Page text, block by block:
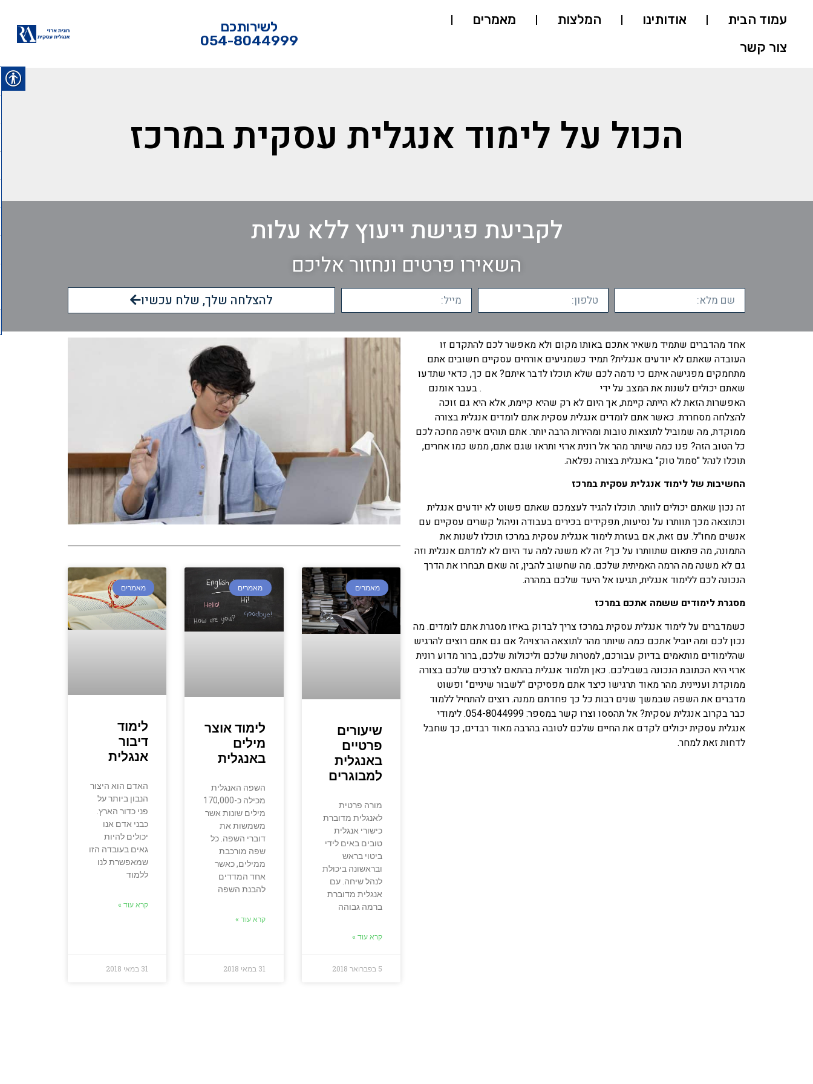
עמוד הבית אודותינו המלצות
מאמרים
צור קשר
לשירותכם
054-8044999
הכול על לימוד אנגלית עסקית במרכז
לקביעת פגישת ייעוץ ללא עלות
השאירו פרטים ונחזור אליכם
להצלחה שלך, שלח עכשיו
אחד מהדברים שתמיד משאיר אתכם באותו מקום ולא מאפשר לכם להתקדם זו
העובדה שאתם לא יודעים אנגלית? תמיד כשמגיעים אורחים עסקיים חשובים אתם
מתחמקים מפגישה איתם כי נדמה לכם שלא תוכלו לדבר איתם? אם כך, כדאי שתדעו
שאתם יכולים לשנות את המצב על ידי
. בעבר אומנם
האפשרות הזאת לא הייתה קיימת, אך היום לא רק שהיא קיימת, אלא היא גם זוכה
להצלחה מסחררת. כאשר אתם לומדים אנגלית עסקית אתם לומדים אנגלית בצורה
ממוקדת, מה שמוביל לתוצאות טובות ומהירות הרבה יותר. אתם תוהים איפה מחכה לכם
כל הטוב הזה? פנו כמה שיותר מהר אל רונית ארזי ותראו שגם אתם, ממש כמו אחרים,
תוכלו לנהל "סמול טוק" באנגלית בצורה נפלאה.
החשיבות של לימוד אנגלית עסקית במרכז
זה נכון שאתם יכולים לוותר. תוכלו להגיד לעצמכם שאתם פשוט לא יודעים אנגלית
וכתוצאה מכך תוותרו על נסיעות, תפקידים בכירים בעבודה וניהול קשרים עסקיים עם
אנשים מחו"ל. עם זאת, אם בעזרת לימוד אנגלית עסקית במרכז תוכלו לשנות את
התמונה, מה פתאום שתוותרו על כך? זה לא משנה למה עד היום לא למדתם אנגלית וזה
גם לא משנה מה הרמה האמיתית שלכם. מה שחשוב להבין, זה שאם תבחרו את הדרך
הנכונה לכם ללימוד אנגלית, תגיעו אל היעד שלכם במהרה.
מסגרת לימודים ששמה אתכם במרכז
כשמדברים על לימוד אנגלית עסקית במרכז צריך לבדוק באיזו מסגרת אתם לומדים. מה
נכון לכם ומה יוביל אתכם כמה שיותר מהר לתוצאה הרצויה? אם גם אתם רוצים להרגיש
שהלימודים מותאמים בדיוק עבורכם, למטרות שלכם וליכולות שלכם, ברור מדוע רונית
ארזי היא הכתובת הנכונה בשבילכם. כאן תלמוד אנגלית בהתאם לצרכים שלכם בצורה
ממוקדת ועניינית. מהר מאוד תרגישו כיצד אתם מפסיקים "לשבור שיניים" ופשוט
מדברים את השפה שבמשך שנים רבות כל כך פחדתם ממנה. רוצים להתחיל ללמוד
כבר בקרוב אנגלית עסקית? אל תהססו וצרו קשר במספר: 054-8044999. לימודי
אנגלית עסקית יכולים לקדם את החיים שלכם לטובה בהרבה מאוד רבדים, כך שחבל
לדחות זאת למחר.
מאמרים
שיעורים
פרטיים
באנגלית
למבוגרים
מורה פרטית
לאנגלית מדוברת
כישורי אנגלית
טובים באים לידי
ביטוי בראש
ובראשונה ביכולת
לנהל שיחה. עם
אנגלית מדוברת
ברמה גבוהה
קרא עוד »
5 בפברואר 2018
מאמרים
לימוד אוצר
מילים
באנגלית
השפה האנגלית
מכילה כ-170,000
מילים שונות אשר
משמשות את
דוברי השפה. כל
שפה מורכבת
ממילים, כאשר
אחד המדדים
להבנת השפה
קרא עוד »
31 במאי 2018
מאמרים
לימוד
דיבור
אנגלית
האדם הוא היצור
הנבון ביותר על
פני כדור הארץ.
כבני אדם אנו
יכולים להיות
גאים בעובדה הזו
שמאפשרת לנו
ללמוד
קרא עוד »
31 במאי 2018